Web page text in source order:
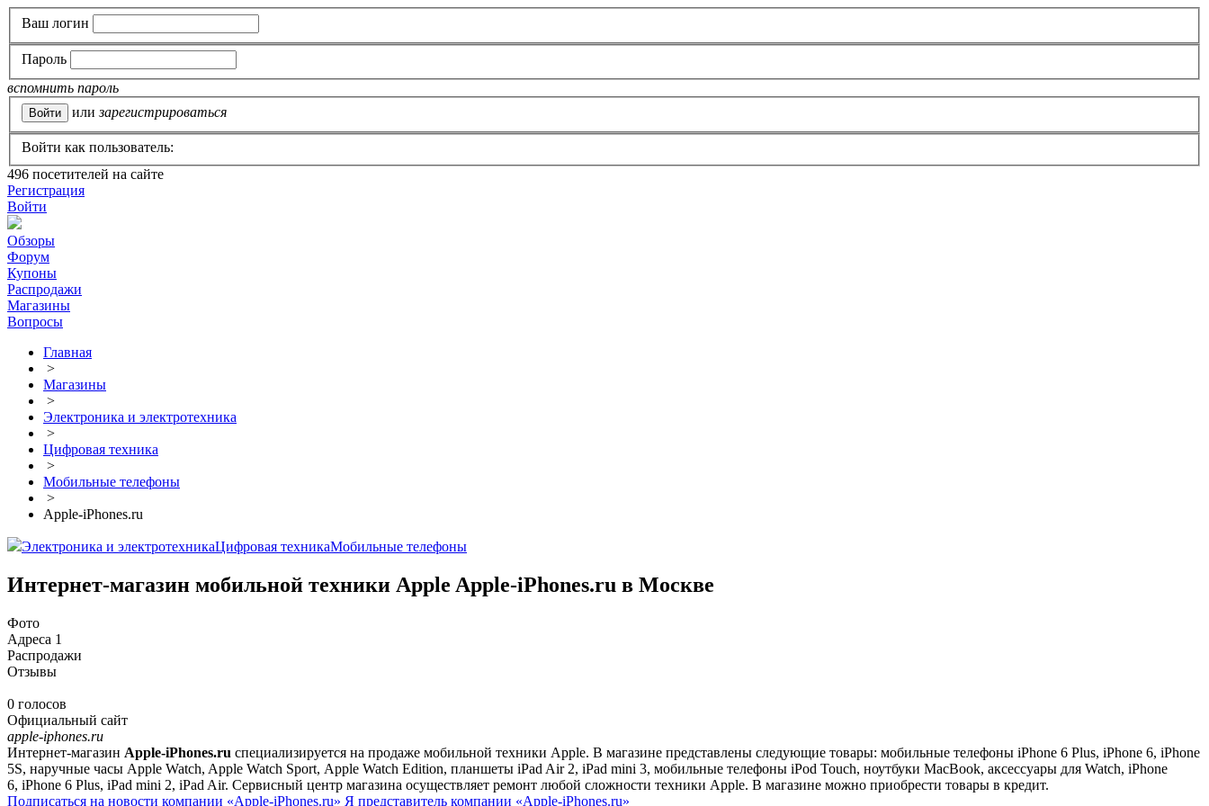
Ваш логин
Пароль
вспомнить пароль
или зарегистрироваться
Войти как пользователь:
496 посетителей на сайте
Регистрация
Войти
Обзоры
Форум
Купоны
Распродажи
Магазины
Вопросы
Главная
>
Магазины
>
Электроника и электротехника
>
Цифровая техника
>
Мобильные телефоны
>
Apple-iPhones.ru
Электроника и электротехникаЦифровая техникаМобильные телефоны
Интернет-магазин мобильной техники Apple Apple-iPhones.ru в Москве
Фото
Адреса 1
Распродажи
Отзывы
0 голосов
Официальный сайт
apple-iphones.ru
Интернет-магазин Apple-iPhones.ru специализируется на продаже мобильной техники Apple. В магазине представлены следующие товары: мобильные телефоны iPhone 6 Plus, iPhone 6, iPhone
5S, наручные часы Apple Watch, Apple Watch Sport, Apple Watch Edition, планшеты iPad Air 2, iPad mini 3, мобильные телефоны iPod Touch, ноутбуки MacBook, аксессуары для Watch, iPhone
6, iPhone 6 Plus, iPad mini 2, iPad Air. Сервисный центр магазина осуществляет ремонт любой сложности техники Apple. В магазине можно приобрести товары в кредит.
Подписаться на новости компании «Apple-iPhones.ru» Я представитель компании «Apple-iPhones.ru»